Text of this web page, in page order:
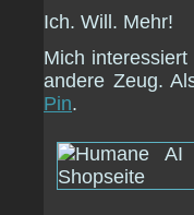
Ich. Will. Mehr!
Mich
andere Zeug.
Pin.